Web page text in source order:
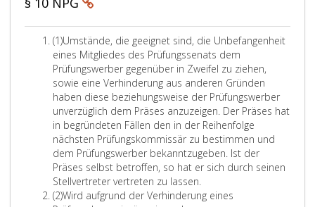
i
r
1
,
h
e
s
t
e
n
s
s
e
c
h
s
M
f
e
n
u
d
e
n
T
e
i
p
r
ü
(1)A
b
s
a
t
z
e
i
n
s
,
Umstände, die geeignet sind, die Unbefangenheit
eines Mitgliedes des Prüfungssenats dem
Prüfungswerber gegenüber in Zweifel zu ziehen,
sowie eine Verhinderung aus anderen Gründen
haben diese beziehungsweise der Prüfungswerber
unverzüglich dem Präses anzuzeigen. Der Präses hat
in begründeten Fällen den in der Reihenfolge
nächsten Prüfungskommissär zu bestimmen und
dem Prüfungswerber bekanntzugeben. Ist der
Präses selbst betroffen, so hat er sich durch seinen
Stellvertreter vertreten zu lassen.
(2)A
Wird aufgrund der Verhinderung eines